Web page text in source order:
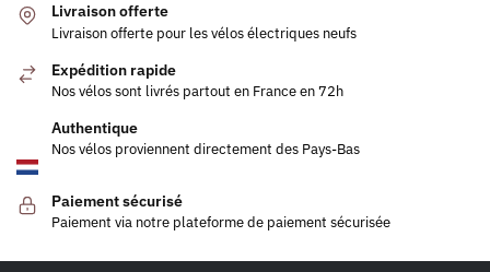
Livraison offerte
Livraison offerte pour les vélos électriques neufs
Expédition rapide
Nos vélos sont livrés partout en France en 72h
Authentique
Nos vélos proviennent directement des Pays-Bas
Paiement sécurisé
Paiement via notre plateforme de paiement sécurisée